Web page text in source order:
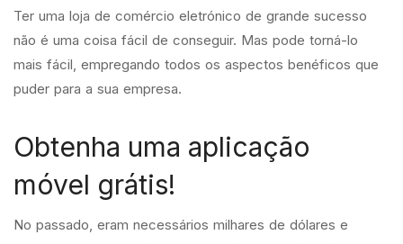
Ter uma loja de comércio eletrónico de grande sucesso
não é uma coisa fácil de conseguir. Mas pode torná-lo
mais fácil, empregando todos os aspectos benéficos que
puder para a sua empresa.
Obtenha uma aplicação
móvel grátis!
No passado, eram necessários milhares de dólares e